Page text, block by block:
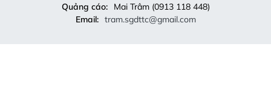
Quảng cáo:
Mai Trâm (0913 118 448)
Email: tram.sgdttc@gmail.com